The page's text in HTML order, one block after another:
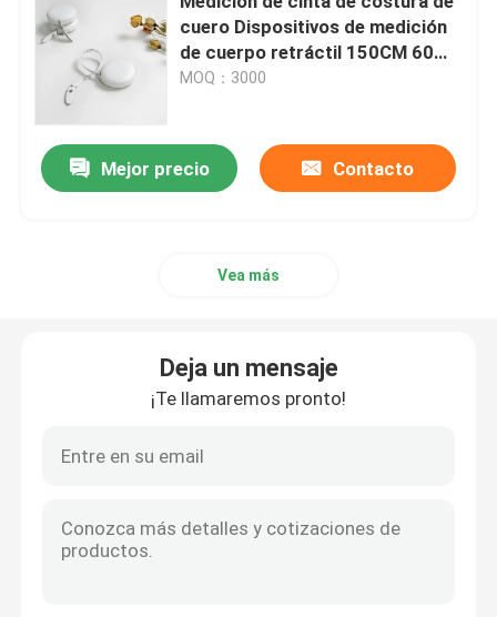
Hogar
Productos
cuero Dispositivos de medición
de cuerpo retráctil 150CM 60
pulgadas Sastres
MOQ：3000
Mejor precio Contacto
Vea más
Deja un mensaje
¡Te llamaremos pronto!